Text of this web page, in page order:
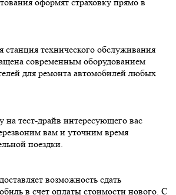
станция технического обслуживания
современным оборудованием
для ремонта автомобилей любых
на тест-драйв интересующего вас
вам и уточним время
поездки.
возможность сдать
в счет оплаты стоимости нового. С